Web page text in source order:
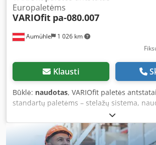
Aumühle 1 026 km
Europaletėms
VARIOfit pa-080.007
Klausti
Būklė: naudotas, VARIOfit paletės
standartų paletėms – stelažų sistema,
savybės • Gamintojas: VARIOfit • Prekės
080.007 • Medžiaga: plienas • Būklė:
mėlyna • Išmatavimai (išorė): 1260 x 860